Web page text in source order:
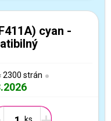
cyan -
2300 strán